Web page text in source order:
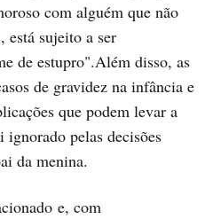
com alguém que não
está sujeito a ser
de estupro".Além disso, as
de gravidez na infância e
que podem levar a
pelas decisões
da menina.
e, com